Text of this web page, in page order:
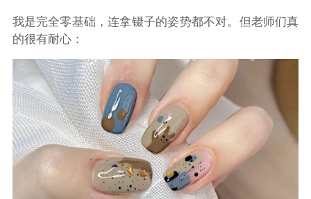
我是完全零基础，连拿镊子的姿势都不对。但老师们真
的很有耐心：